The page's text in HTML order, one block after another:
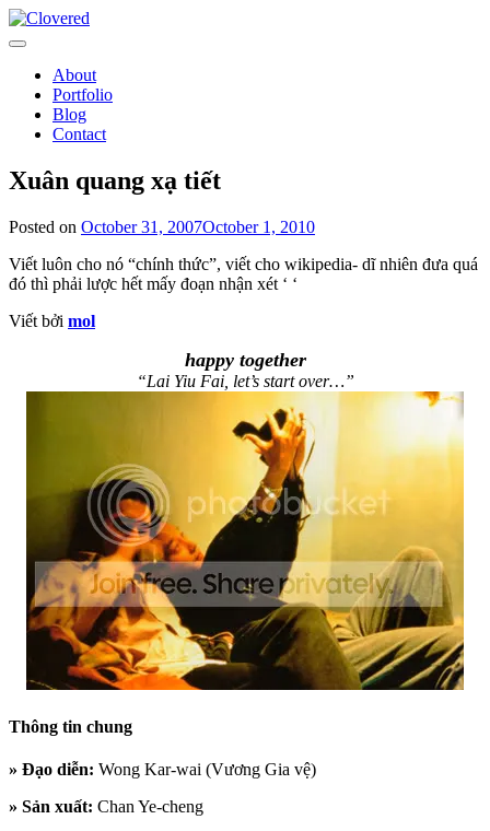
Toggle
navigationAbout
Portfolio
Blog
Contact
Xuân quang xạ tiết
Posted on October 31, 2007October 1, 2010
Viết luôn cho nó “chính thức”, viết cho wikipedia- dĩ nhiên đưa quá
đó thì phải lược hết mấy đoạn nhận xét ‘ ‘
Viết bởi mol
happy together
“Lai Yiu Fai, let’s start over…”
Thông tin chung
» Đạo diễn: Wong Kar-wai (Vương Gia vệ)
» Sản xuất: Chan Ye-cheng